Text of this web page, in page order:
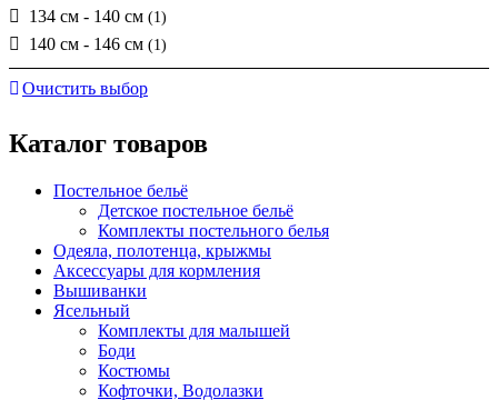
134 см - 140 см (1)
140 см - 146 см (1)
Очистить выбор
Каталог товаров
Постельное бельё
Детское постельное бельё
Комплекты постельного белья
Одеяла, полотенца, крыжмы
Аксессуары для кормления
Вышиванки
Ясельный
Комплекты для малышей
Боди
Костюмы
Кофточки, Водолазки